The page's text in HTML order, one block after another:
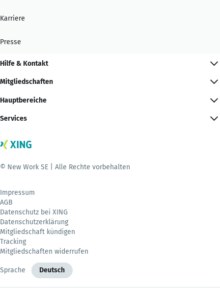
Karriere
Presse
Hilfe & Kontakt
Mitgliedschaften
Hauptbereiche
Services
© New Work SE | Alle Rechte vorbehalten
Impressum
AGB
Datenschutz bei XING
Datenschutzerklärung
Mitgliedschaft kündigen
Tracking
Mitgliedschaften widerrufen
Sprache Deutsch